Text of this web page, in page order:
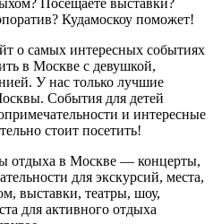
Посещаете выставки?
Кудамоскоу поможет!
о самых интересных событиях
в Москве с девушкой,
У нас только лучшие
События для детей
и интересные
стоит посетить!
отдыха в Москве — концерты,
для экскурсий, места,
выставки, театры, шоу,
для активного отдыха